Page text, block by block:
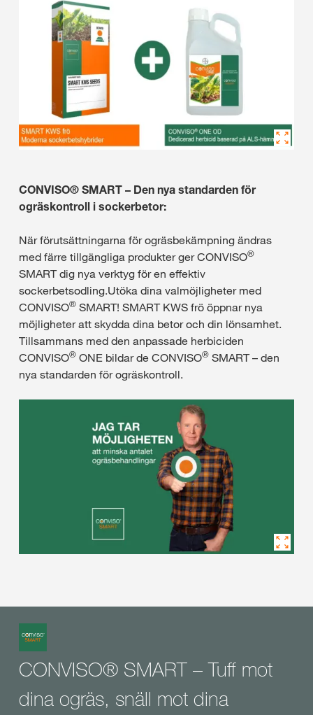
CONVISO® SMART – Den nya standarden för
ogräskontroll i sockerbetor:
När förutsättningarna för ogräsbekämpning ändras
med färre tillgängliga produkter ger CONVISO®
SMART dig nya verktyg för en effektiv
sockerbetsodling.Utöka dina valmöjligheter med
CONVISO® SMART! SMART KWS frö öppnar nya
möjligheter att skydda dina betor och din lönsamhet.
Tillsammans med den anpassade herbiciden
CONVISO® ONE bildar de CONVISO® SMART – den
nya standarden för ogräskontroll.
CONVISO® SMART – Tuff mot
dina ogräs, snäll mot dina